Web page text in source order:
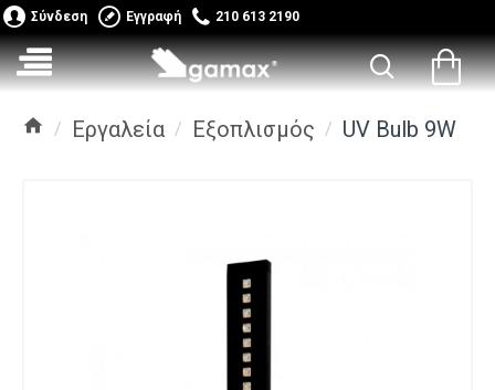
Σύνδεση Εγγραφή 210 613 2190
Εργαλεία Εξοπλισμός UV Bulb 9W